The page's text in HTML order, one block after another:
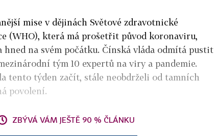
mise v dějinách Světové zdravotnické
(WHO), která má prošetřit původ koronaviru,
hned na svém počátku. Čínská vláda odmítá pustit
tým 10 expertů na viry a pandemie.
tento týden začít, stále neobdrželi od tamních
povolení.
ZBÝVÁ VÁM JEŠTĚ 90 % ČLÁNKU